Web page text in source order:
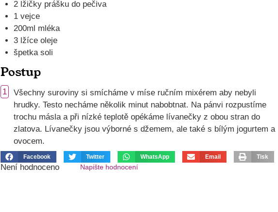
2 lžičky prášku do pečiva
1 vejce
200ml mléka
3 lžíce oleje
špetka soli
Postup
1
Všechny suroviny si smícháme v míse ručním mixérem aby nebyli
hrudky. Testo necháme několik minut nabobtnat. Na pánvi rozpustíme
trochu másla a při nízké teplotě opékáme lívanečky z obou stran do
zlatova. Lívanečky jsou výborné s džemem, ale také s bílým jogurtem a
ovocem.
Facebook Twitter WhatsApp Email Tisk
Není hodnoceno Napište hodnocení